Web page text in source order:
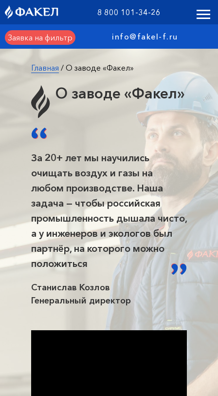
8 800 101-34-26
Заявка на фильтр info@fakel-f.ru
Главная / О заводе «Факел»
О заводе «Факел»
За 20+ лет мы научились
очищать воздух и газы на
любом производстве. Наша
задача — чтобы российская
промышленность дышала чисто,
а у инженеров и экологов был
партнёр, на которого можно
положиться
Станислав Козлов
Генеральный директор